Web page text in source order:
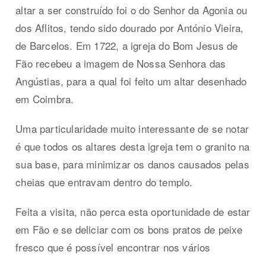
altar a ser construído foi o do Senhor da Agonia ou
dos Aflitos, tendo sido dourado por António Vieira,
de Barcelos. Em 1722, a igreja do Bom Jesus de
Fão recebeu a imagem de Nossa Senhora das
Angústias, para a qual foi feito um altar desenhado
em Coimbra.
Uma particularidade muito interessante de se notar
é que todos os altares desta igreja tem o granito na
sua base, para minimizar os danos causados pelas
cheias que entravam dentro do templo.
Feita a visita, não perca esta oportunidade de estar
em Fão e se deliciar com os bons pratos de peixe
fresco que é possível encontrar nos vários